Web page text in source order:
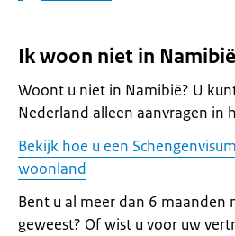
Ik woon niet in Namibië
Woont u niet in Namibië? U
Nederland alleen aanvragen in
Bekijk hoe u een
woonland
Bent u al meer dan 6 maanden
geweest? Of wist u voor uw